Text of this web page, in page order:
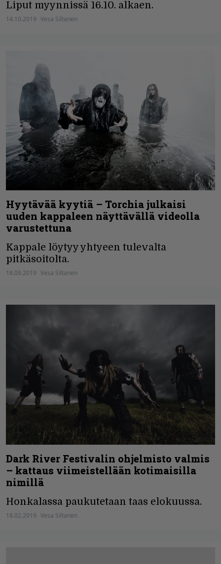
Liput myynnissä 16.10. alkaen.
14.10.2019 Vesa Siltanen
Hyytävää kyytiä – Torchia julkaisi
uuden kappaleen näyttävällä videolla
varustettuna
Kappale löytyy yhtyeen tulevalta
pitkäsoitolta.
18.09.2019 Vesa Siltanen
Dark River Festivalin ohjelmisto valmis
– kattaus viimeistellään kotimaisilla
nimillä
Honkalassa paukutetaan taas elokuussa.
18.02.2019 Vesa Siltanen